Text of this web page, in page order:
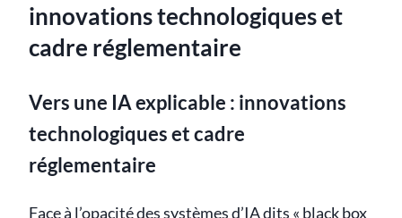
innovations technologiques et
cadre réglementaire
Vers une IA explicable : innovations
technologiques et cadre
réglementaire
Face à l’opacité des systèmes d’IA dits « black box